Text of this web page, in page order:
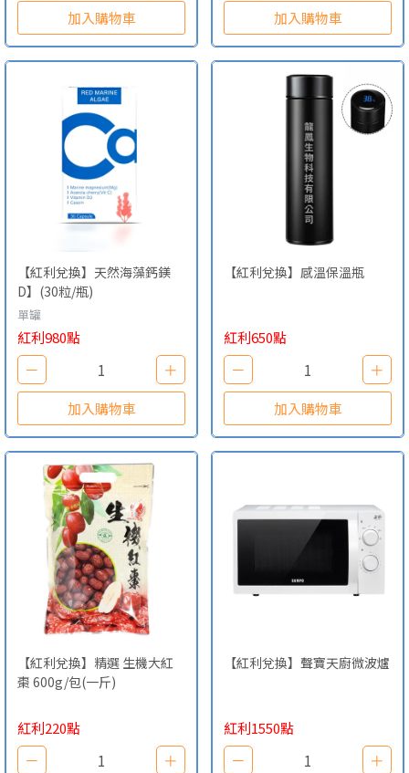
加入購物車 加入購物車
【紅利兌換】天然海藻鈣鎂
D】(30粒/瓶)
單罐
紅利980點
－ 1 ＋
加入購物車
【紅利兌換】感溫保溫瓶
紅利650點
－ 1 ＋
加入購物車
【紅利兌換】精選 生機大紅
棗 600g/包(一斤)
紅利220點
－ 1 ＋
【紅利兌換】聲寶天廚微波爐
紅利1550點
－ 1 ＋